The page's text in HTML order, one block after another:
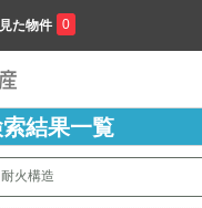
た物件 0
結果一覧